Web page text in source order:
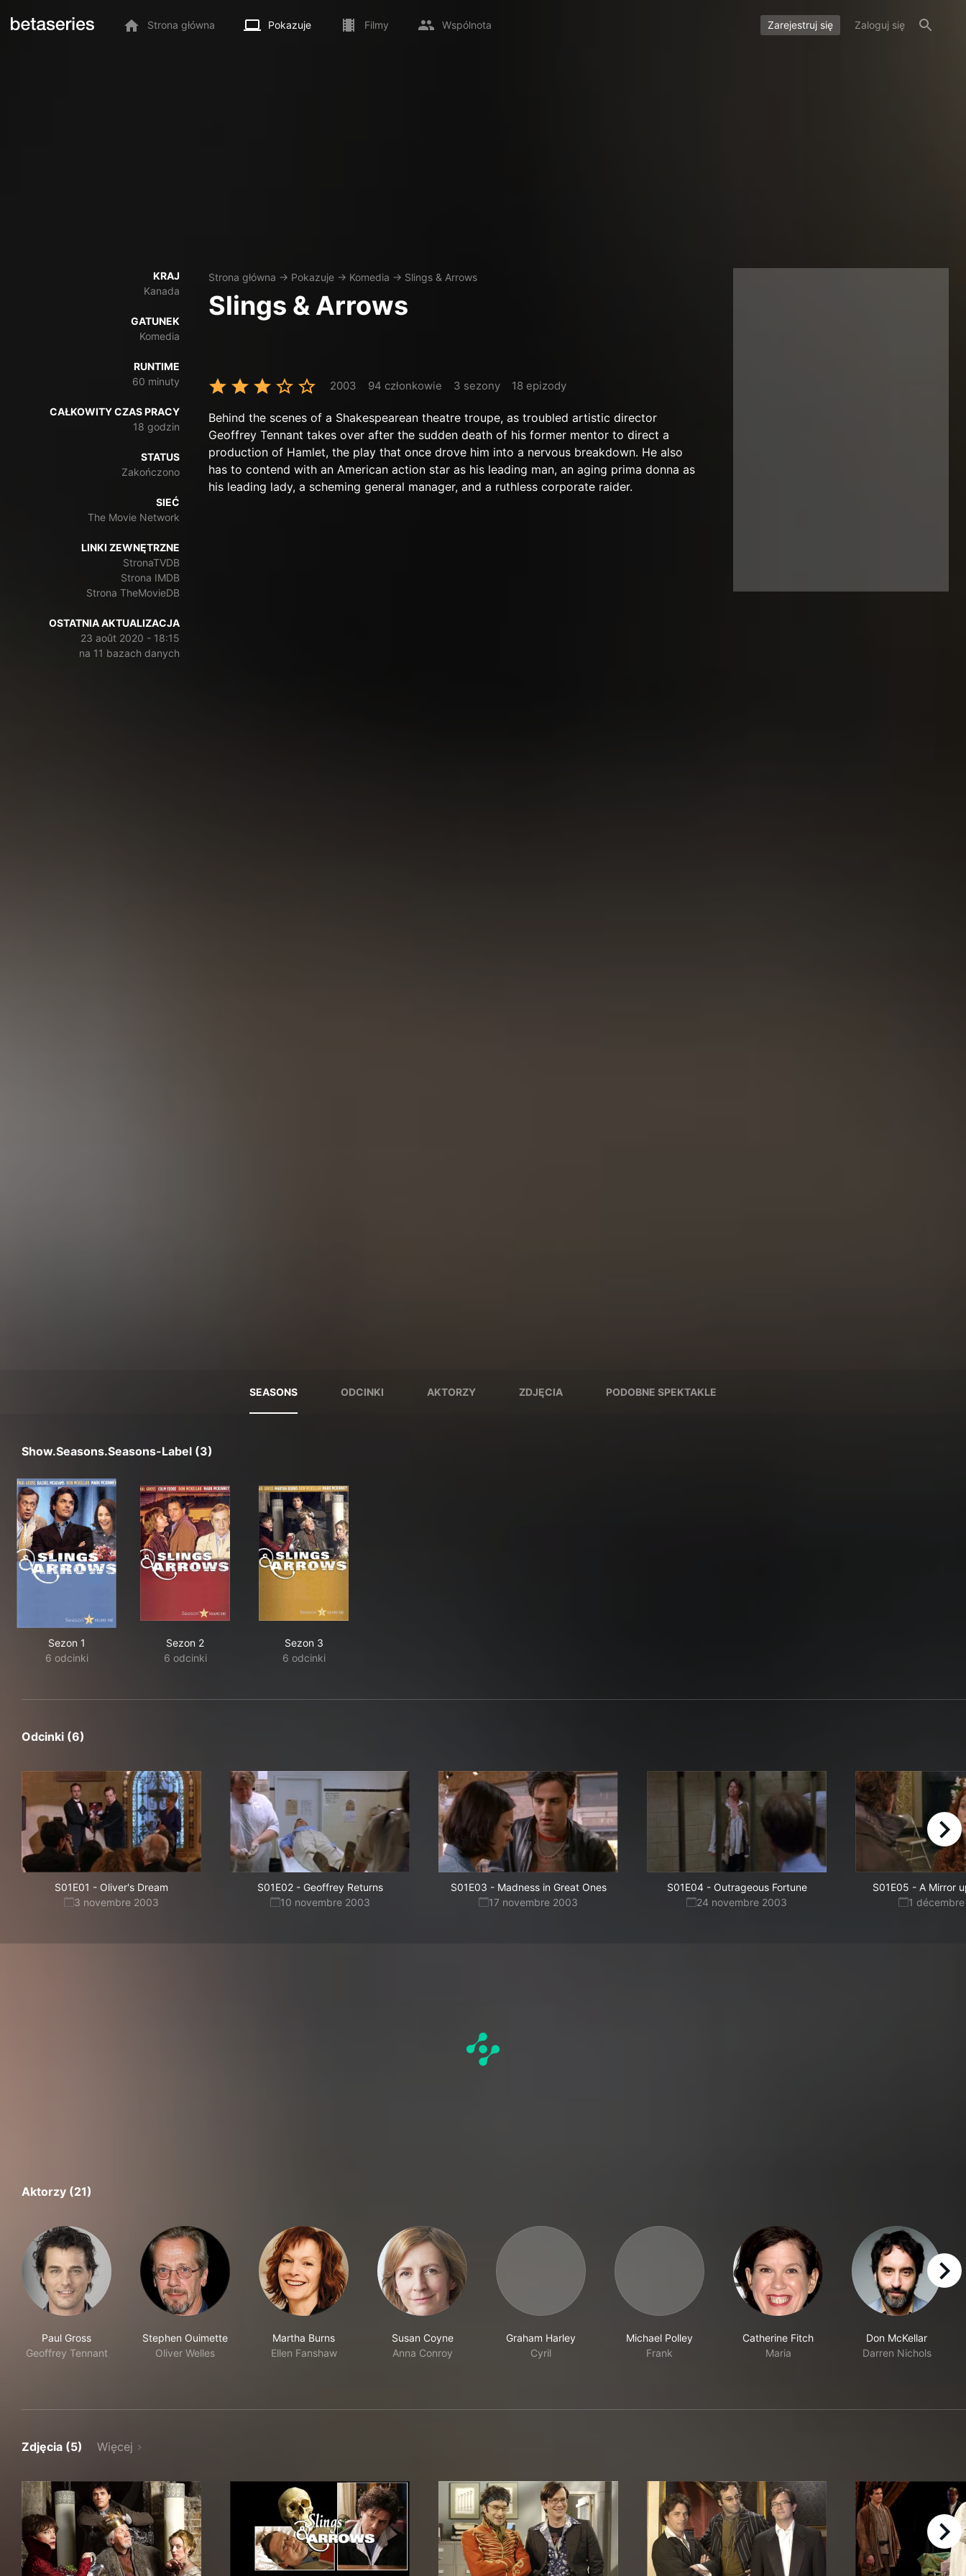
Strona główna Pokazuje Filmy Wspólnota Zarejestruj się Zaloguj się
KRAJ
Kanada
GATUNEK
Komedia
RUNTIME
60 minuty
CAŁKOWITY CZAS PRACY
18 godzin
STATUS
Zakończono
SIEĆ
The Movie Network
LINKI ZEWNĘTRZNE
StronaTVDB
Strona IMDB
Strona TheMovieDB
OSTATNIA AKTUALIZACJA
23 août 2020 - 18:15
na 11 bazach danych
Strona główna → Pokazuje → Komedia → Slings & Arrows
Slings & Arrows
2003 94 członkowie 3 sezony 18 epizody
Behind the scenes of a Shakespearean theatre troupe, as troubled artistic director
Geoffrey Tennant takes over after the sudden death of his former mentor to direct a
production of Hamlet, the play that once drove him into a nervous breakdown. He also
has to contend with an American action star as his leading man, an aging prima donna as
his leading lady, a scheming general manager, and a ruthless corporate raider.
SEASONS ODCINKI AKTORZY ZDJĘCIA PODOBNE SPEKTAKLE
Show.seasons.seasons-Label (3)
Sezon 1
6 odcinki
Sezon 2
6 odcinki
Sezon 3
6 odcinki
Odcinki (6)
S01E01 - Oliver's Dream
3 novembre 2003
S01E02- Geoffrey Returns
10 novembre 2003
S01E03 - Madness in Great Ones
17 novembre 2003
S01E04- Outrageous Fortune
24 novembre 2003
S01E05 - A Mirror
1
right
Aktorzy (21)
Paul Gross
Geoffrey Tennant
Stephen Ouimette
Oliver Welles
Martha Burns
Ellen Fanshaw
Susan Coyne
Anna Conroy
Graham Harley
Cyril
Michael Polley
Frank
Catherine Fitch
Maria
Don McKellar
Darren Nichols
right
Zdjęcia (5) Więcej
right